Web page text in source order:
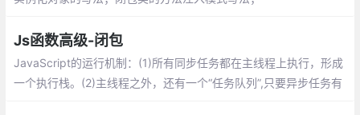
Js函数高级-闭包
JavaScript的运行机制：(1)所有同步任务都在主线程上执行，形成
一个执行栈。(2)主线程之外，还有一个“任务队列”,只要异步任务有